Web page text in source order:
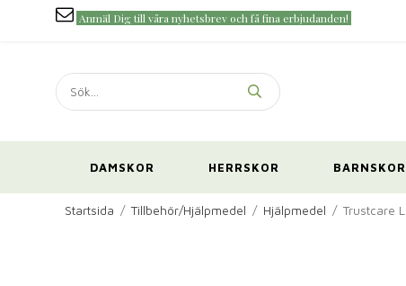
Anmäl Dig till våra nyhetsbrev och få fina erbjudanden!
DAMSKOR HERRSKOR BARNSKOR
Startsida / Tillbehör/Hjälpmedel / Hjälpmedel / Trustcare